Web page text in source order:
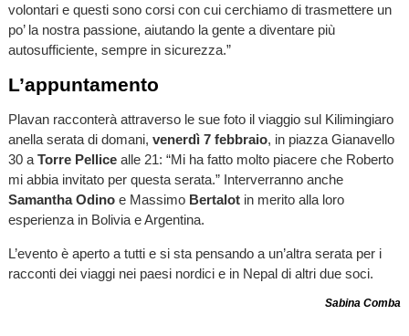
volontari e questi sono corsi con cui cerchiamo di trasmettere un
po’ la nostra passione, aiutando la gente a diventare più
autosufficiente, sempre in sicurezza.”
L’appuntamento
Plavan racconterà attraverso le sue foto il viaggio sul Kilimingiaro
anella serata di domani, venerdì 7 febbraio, in piazza Gianavello
30 a Torre Pellicealle 21: “Mi ha fatto molto piacere che Roberto
mi abbia invitato per questa serata.” Interverranno anche
Samantha Odinoe Massimo Bertalotin merito alla loro
esperienza in Bolivia e Argentina.
L’evento è aperto a tutti e si sta pensando a un’altra serata per i
racconti dei viaggi nei paesi nordici e in Nepal di altri due soci.
Sabina Comba